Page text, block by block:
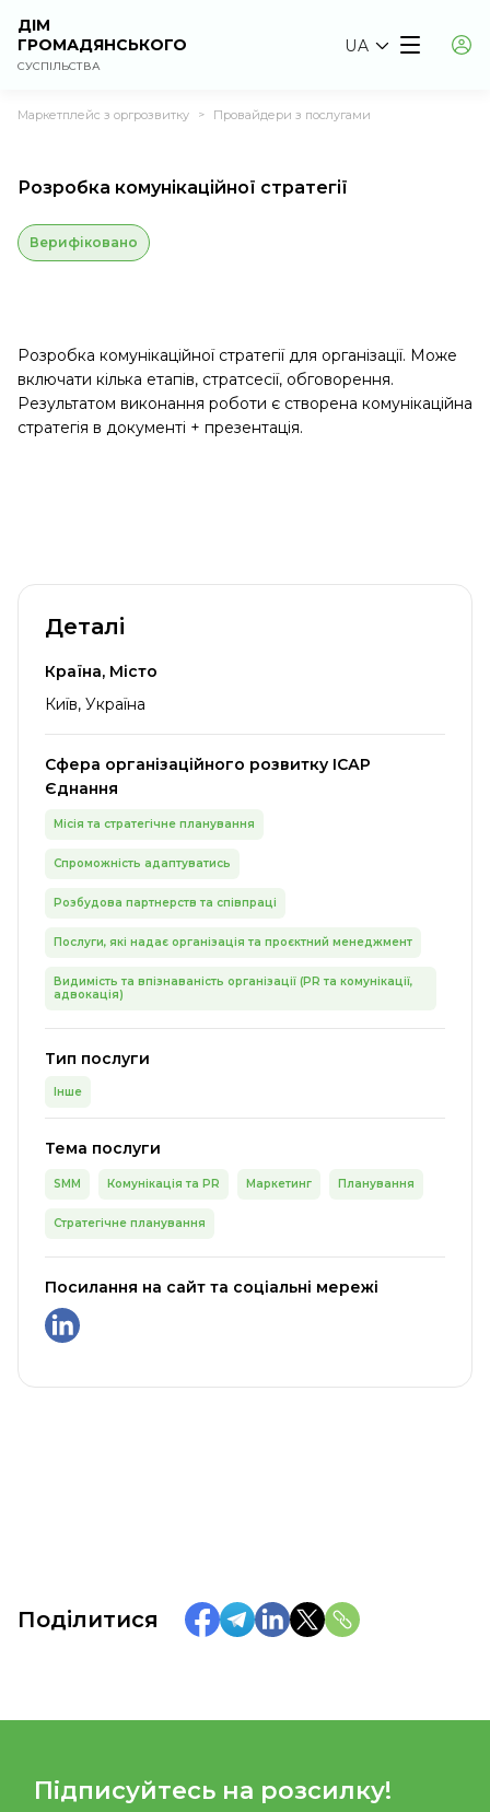
ДІМ
ГРОМАДЯНСЬКОГО
СУСПІЛЬСТВА
UA
Маркетплейс з оргрозвитку > Провайдери з послугами
Розробка комунікаційної стратегії
Верифіковано
Розробка комунікаційної стратегії для організації. Може
включати кілька етапів, стратсесії, обговорення.
Результатом виконання роботи є створена комунікаційна
стратегія в документі + презентація.
Деталі
Країна, Місто
Київ, Україна
Сфера організаційного розвитку ІСАР
Єднання
Місія та стратегічне планування
Спроможність адаптуватись
Розбудова партнерств та співпраці
Послуги, які надає організація та проєктний менеджмент
Видимість та впізнаваність організації (PR та комунікації,
адвокація)
Тип послуги
Інше
Тема послуги
SMM Комунікація та PR Маркетинг Планування
Стратегічне планування
Посилання на сайт та соціальні мережі
Поділитися
Підписуйтесь на розсилку!